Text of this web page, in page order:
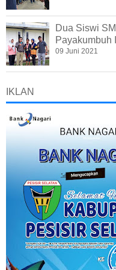
Dua Siswi
Payakumbuh
09 Juni 2021
IKLAN